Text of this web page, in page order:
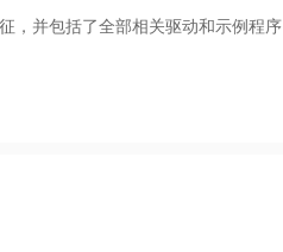
，并包括了全部相关驱动和示例程序